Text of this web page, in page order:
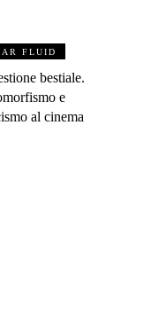
FLUID
bestiale.
e
al cinema